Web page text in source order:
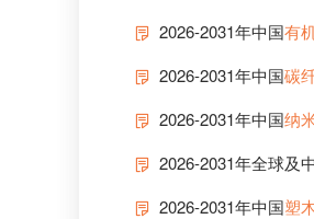
2026-2031年中国有
2026-2031年中国碳
2026-2031年中国纳
2026-2031年全球及
2026-2031年中国塑